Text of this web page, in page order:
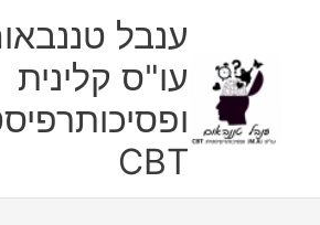
ענבל
עו"ס קלינית
CBT